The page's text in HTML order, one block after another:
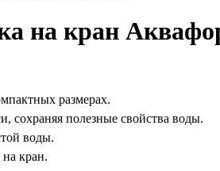
на кран
размерах.
сохраняя полезные свойства воды.
воды.
кран.